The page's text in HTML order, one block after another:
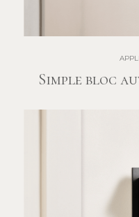
Simple bloc